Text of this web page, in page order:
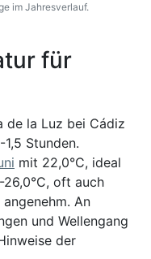
im Jahresverlauf.
für
de la Luz bei Cádiz
Stunden.
mit 22,0°C, ideal
oft auch
An
und Wellengang
der